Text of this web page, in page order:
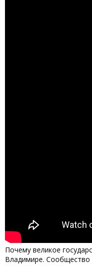
Почему великое
Владимире.